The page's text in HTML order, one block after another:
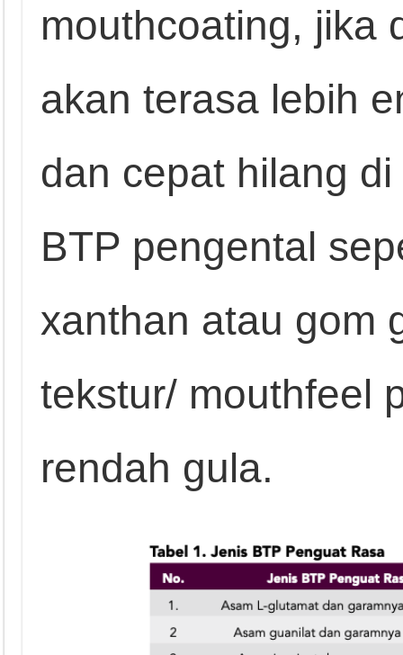
mouthcoating, jika
akan terasa lebih
dan cepat hilang
BTP pengental
xanthan atau gom
tekstur/ mouthfeel
rendah gula.